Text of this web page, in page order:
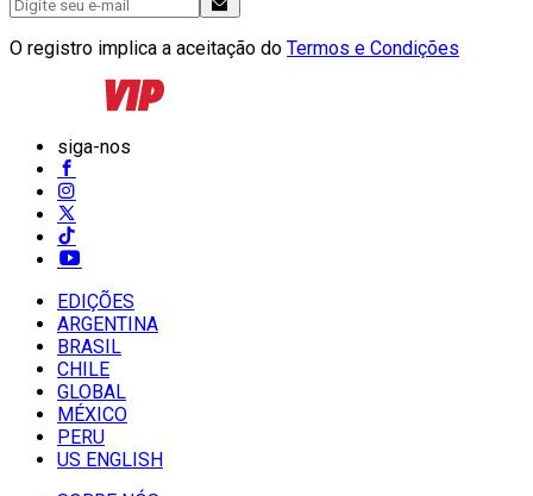
O registro implica a aceitação do Termos e Condições
siga-nos
EDIÇÕES
ARGENTINA
BRASIL
CHILE
GLOBAL
MÉXICO
PERU
US ENGLISH